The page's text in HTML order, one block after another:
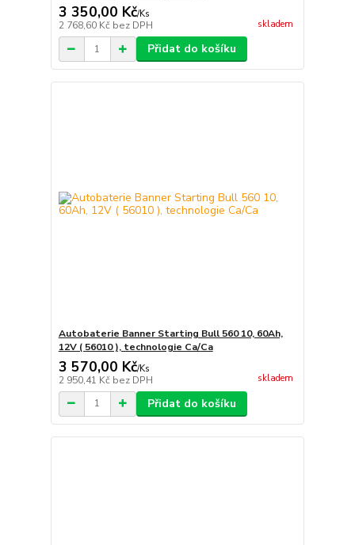
3 350,00 Kč/Ks
2 768,60 Kč bez DPH skladem
Přidat do košíku
Autobaterie Banner Starting Bull 560 10, 60Ah,
12V ( 56010 ), technologie Ca/Ca
3 570,00 Kč/Ks
2 950,41 Kč bez DPH skladem
Přidat do košíku